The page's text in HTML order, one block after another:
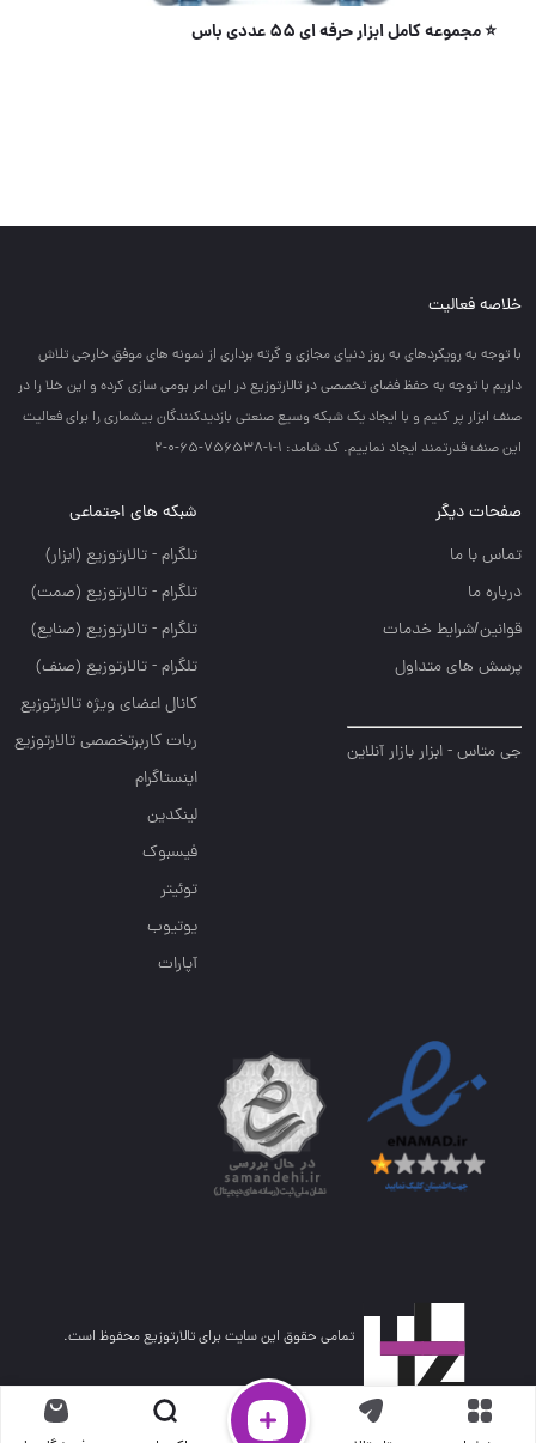
جعبه بکس 40 پارچه آیوا
خلاصه فعالیت
با توجه به رويكردهاي به روز دنياي مجازي و گرته برداري از نمونه هاي موفق خارجي تلاش
داريم با توجه به حفظ فضاي تخصصي در تالارتوزيع در اين امر بومي سازي كرده و اين خلا را در
صنف ابزار پر كنيم و با ايجاد يك شبكه وسيع صنعتي بازديدكنندگان بيشماري را براي فعاليت
اين صنف قدرتمند ايجاد نماييم. کد شامد: 1-1-756538-65-0-2
صفحات دیگر
تماس با ما
درباره ما
قوانین/شرایط خدمات
پرسش های متداول
جی متاس - ابزار بازار آنلاین
شبکه های اجتماعی
تلگرام - تالارتوزيع (ابزار)
تلگرام - تالارتوزيع (صمت)
تلگرام - تالارتوزيع (صنايع)
تلگرام - تالارتوزیع (صنف)
کانال اعضای ویژه تالارتوزیع
ربات کاربرتخصصی تالارتوزیع
اینستاگرام
لینکدین
فیسبوک
توئیتر
یوتیوب
آپارات
تمامی حقوق این سایت برای تالارتوزیع محفوظ است.